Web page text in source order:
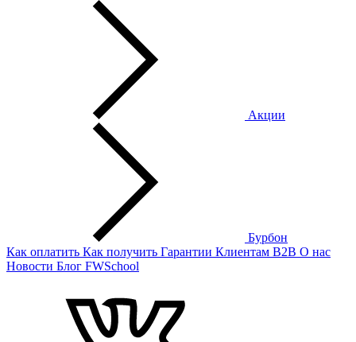
Акции
Бурбон
Как оплатить Как получить Гарантии Клиентам B2B О нас
Новости Блог FWSchool